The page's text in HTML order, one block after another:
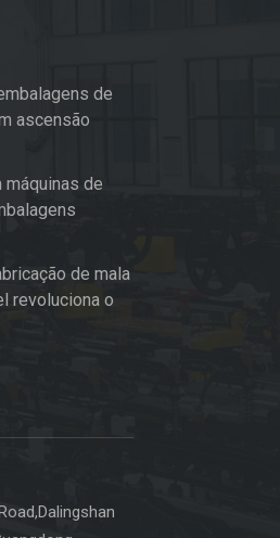
de
ascensão
máquinas de
de mala
revoluciona o